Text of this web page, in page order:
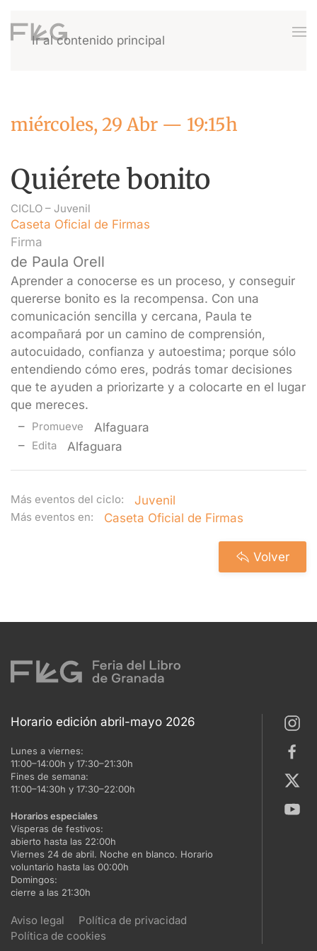
Ir al contenido principal
miércoles, 29 Abr — 19:15h
Quiérete bonito
CICLO – Juvenil
Caseta Oficial de Firmas
Firma
de Paula Orell
Aprender a conocerse es un proceso, y conseguir
quererse bonito es la recompensa. Con una
comunicación sencilla y cercana, Paula te
acompañará por un camino de comprensión,
autocuidado, confianza y autoestima; porque sólo
entendiendo cómo eres, podrás tomar decisiones
que te ayuden a priorizarte y a colocarte en el lugar
que mereces.
Promueve Alfaguara
Edita Alfaguara
Más eventos del ciclo: Juvenil
Más eventos en: Caseta Oficial de Firmas
Volver
Horario edición abril-mayo 2026
Lunes a viernes:
11:00–14:00h y 17:30–21:30h
Fines de semana:
11:00–14:30h y 17:30–22:00h
Horarios especiales
Vísperas de festivos:
abierto hasta las 22:00h
Viernes 24 de abril. Noche en blanco. Horario
voluntario hasta las 00:00h
Domingos:
cierre a las 21:30h
Aviso legal
Política de privacidad
Política de cookies